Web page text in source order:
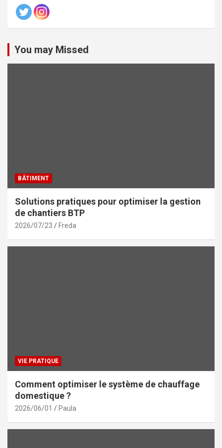
You may Missed
BÂTIMENT
Solutions pratiques pour optimiser la gestion
de chantiers BTP
2026/07/23 Freda
VIE PRATIQUE
Comment optimiser le système de chauffage
domestique ?
2026/06/01 Paula